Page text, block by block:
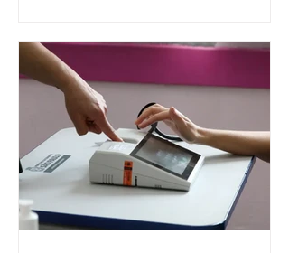
medicamento carbotegravir, que
impede a replicação do vírus de forma
prolongada e pode ser tomado a cada
dois meses. O pedido de inclusão vai
ser encaminhado pelo Ministério da
Saúde à Comissão Nacional de
Incorporação de Novas Tecnologias no
SUS (Conitec) na semana que vem. A
Conitec é um colegiado